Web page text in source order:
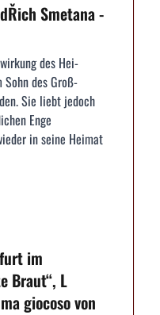
Smetana -
des Hei­
Sohn des Groß­
Sie liebt ­jedoch
Enge
in seine Heimat
im
Braut“, L
giocoso von